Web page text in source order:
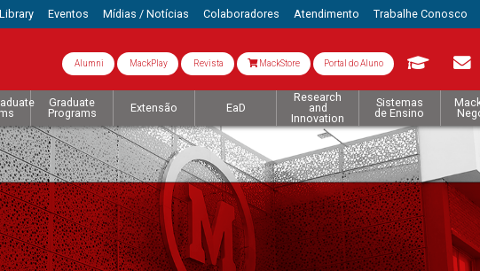
Library Eventos Mídias / Notícias Colaboradores Atendimento Trabalhe Conosco
Alumni MackPlay Revista MackStore Portal do Aluno
Graduate
Programs
Extensão EaD
Research
and
Innovation
Sistemas
de Ensino